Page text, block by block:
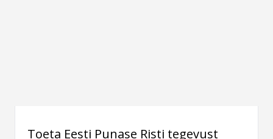
Toeta Eesti Punase Risti tegevust